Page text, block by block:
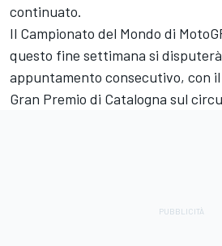
continuato.
Il Campionato del Mondo di
questo fine settimana si
appuntamento consecutivo, con
Gran Premio di Catalogna sul